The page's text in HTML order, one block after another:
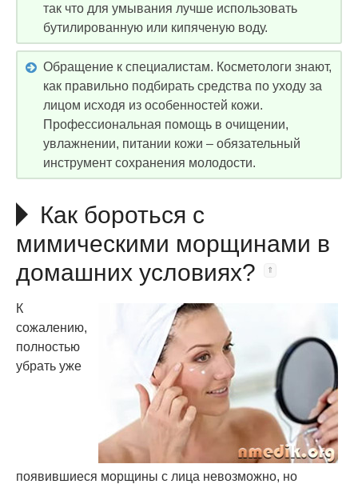
так что для умывания лучше использовать
бутилированную или кипяченую воду.
Обращение к специалистам. Косметологи знают,
как правильно подбирать средства по уходу за
лицом исходя из особенностей кожи.
Профессиональная помощь в очищении,
увлажнении, питании кожи – обязательный
инструмент сохранения молодости.
Как бороться с
мимическими морщинами в
домашних условиях?
К
сожалению,
полностью
убрать уже
появившиеся морщины с лица невозможно, но